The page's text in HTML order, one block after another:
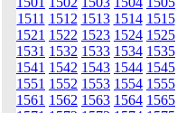
1511 1512 1513 1514 1515
1521 1522 1523 1524 1525
1531 1532 1533 1534 1535
1541 1542 1543 1544 1545
1551 1552 1553 1554 1555
1561 1562 1563 1564 1565